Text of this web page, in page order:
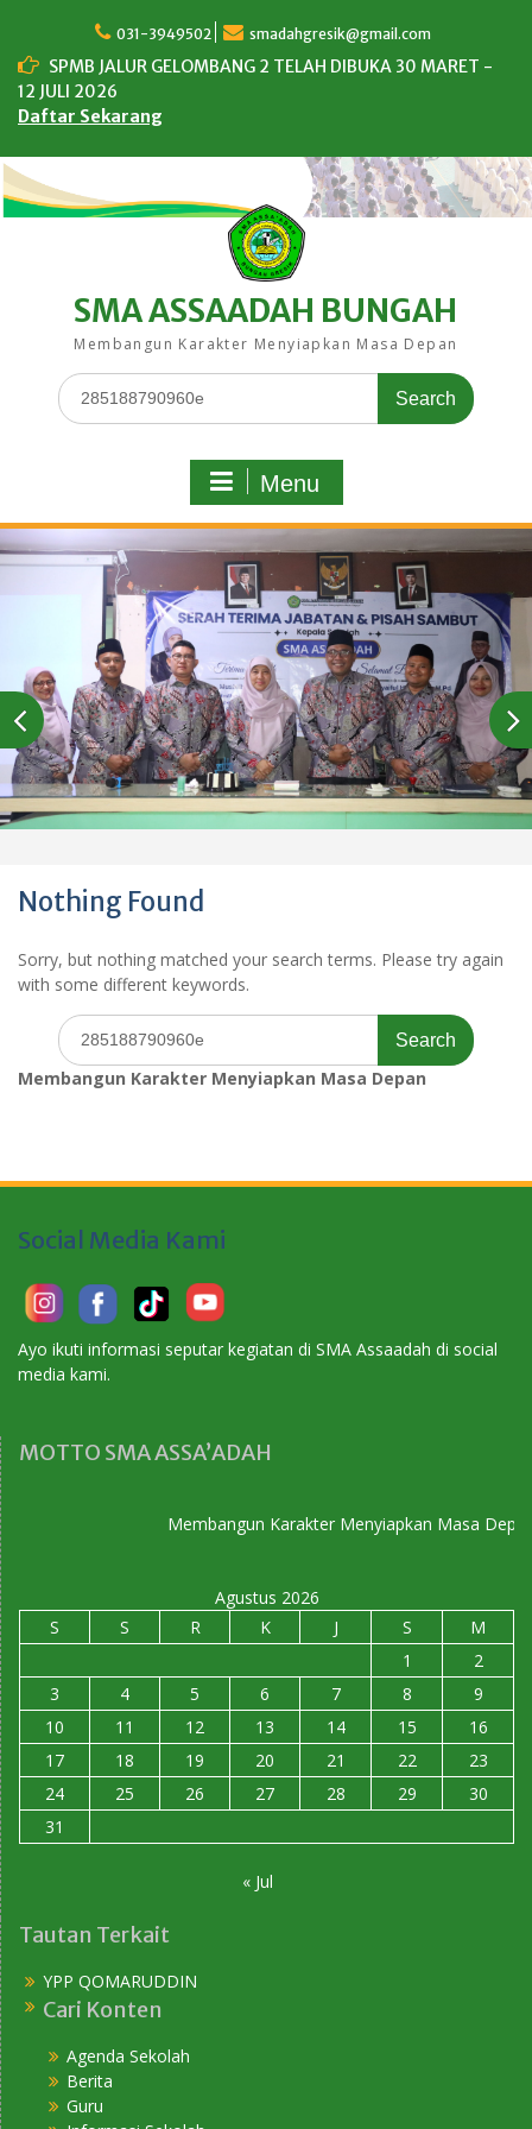
content
031-3949502 smadahgresik@gmail.com
SPMB JALUR GELOMBANG 2 TELAH DIBUKA 30 MARET -
12 JULI 2026
Daftar Sekarang
SMA ASSAADAH BUNGAH
Membangun Karakter Menyiapkan Masa Depan
Search
for:
Menu
Nothing Found
Sorry, but nothing matched your search terms. Please try again
with some different keywords.
Search
for:
Membangun Karakter Menyiapkan Masa Depan
Social Media Kami
Ayo ikuti informasi seputar kegiatan di SMA Assaadah di social
media kami.
MOTTO SMA ASSA’ADAH
Membangun Karakter Menyiapkan Masa Depan
Agustus 2026
S
S R K J S
M
1
2
3
4 5 6 7 8
9
10
11 12 13 14 15
16
17
18 19 20 21 22
23
24
25 26 27 28 29
30
31
« Jul
Tautan Terkait
YPP QOMARUDDIN
Cari Konten
Agenda Sekolah
Berita
Guru